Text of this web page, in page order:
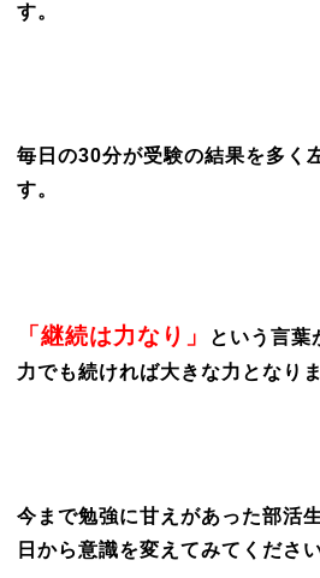
す。
毎日の30分が受験の結果を多く
す。
「継続は力なり」
という言葉
力でも続ければ大きな力となりま
今まで勉強に甘えがあった部活
日から意識を変えてみてくださ